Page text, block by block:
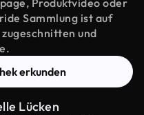
Produktvideo oder
Sammlung ist auf
und
erkunden
Lücken